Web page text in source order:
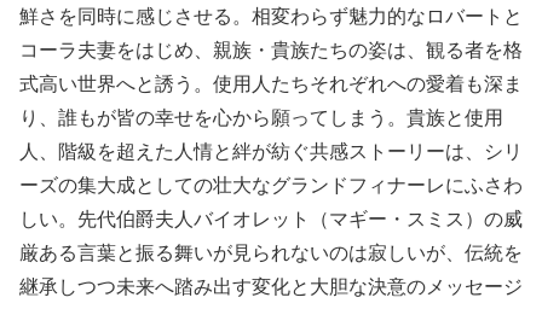
鮮さを同時に感じさせる。相変わらず魅力的なロバートと
コーラ夫妻をはじめ、親族・貴族たちの姿は、観る者を格
式高い世界へと誘う。使用人たちそれぞれへの愛着も深ま
り、誰もが皆の幸せを心から願ってしまう。貴族と使用
人、階級を超えた人情と絆が紡ぐ共感ストーリーは、シリ
ーズの集大成としての壮大なグランドフィナーレにふさわ
しい。先代伯爵夫人バイオレット（マギー・スミス）の威
厳ある言葉と振る舞いが見られないのは寂しいが、伝統を
継承しつつ未来へ踏み出す変化と大胆な決意のメッセージ